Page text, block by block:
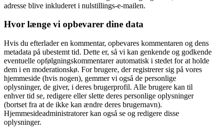
adresse blive inkluderet i nulstillings-e-mailen.
Hvor længe vi opbevarer dine data
Hvis du efterlader en kommentar, opbevares kommentaren og dens
metadata på ubestemt tid. Dette er, så vi kan genkende og godkende
eventuelle opfølgningskommentarer automatisk i stedet for at holde
dem i en moderationskø. For brugere, der registrerer sig på vores
hjemmeside (hvis nogen), gemmer vi også de personlige
oplysninger, de giver, i deres brugerprofil. Alle brugere kan til
enhver tid se, redigere eller slette deres personlige oplysninger
(bortset fra at de ikke kan ændre deres brugernavn).
Hjemmesideadministratorer kan også se og redigere disse
oplysninger.